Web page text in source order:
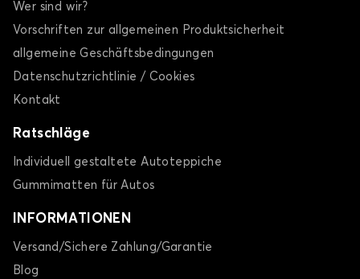
Wer sind wir?
Vorschriften zur allgemeinen Produktsicherheit
allgemeine Geschäftsbedingungen
Datenschutzrichtlinie / Cookies
Kontakt
Ratschläge
Individuell gestaltete Autoteppiche
Gummimatten für Autos
INFORMATIONEN
Versand/Sichere Zahlung/Garantie
Blog